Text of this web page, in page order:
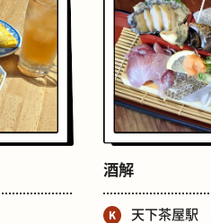
ストリートアート
酒解
天下茶屋駅